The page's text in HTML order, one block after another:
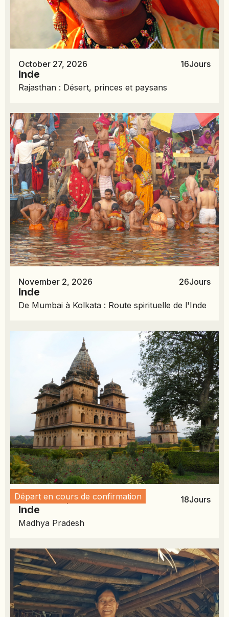
October 27, 2026 16Jours
Inde
Rajasthan : Désert, princes et paysans
November 2, 2026 26Jours
Inde
De Mumbai à Kolkata : Route spirituelle de l'Inde
Départ en cours de confirmation
November 4, 2026 18Jours
Inde
Madhya Pradesh